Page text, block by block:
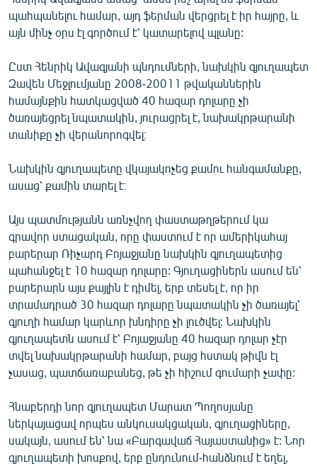
պահպանելու համար, այդ ֆերման վերցրել է իր հայրը, և
այն մինչ օրս էլ գործում է՝ կատարելով պլանը:
Ըստ Հենրիկ Ավագյանի պնդումների, նախկին գյուղապետ
Զավեն Մեջլումյանը 2008-20011 թվականներին
համայնքին հատկացված 40 հազար դոլարը չի
ծառայեցրել նպատակին, յուրացրել է, նախակրթարանի
տանիքը չի վերանորոգվել։
Նախկին գյուղապետը վկայակոչեց քամու հանգամանքը,
ասաց՝ քամին տարել է։
Այս պատմությանն առնչվող փաստաթղթերում կա
գրավոր ստացական, որը փաստում է որ ամերիկահայ
բարերար Ռիչարդ Բոյաջյանը նախկին գյուղապետից
պահանջել է 10 հազար դոլարը: Գյուղացիներն ասում են՝
բարերարն այս քայլին է դիմել, երբ տեսել է, որ իր
տրամադրած 30 հազար դոլարը նպատակին չի ծառայել՝
գյուղի համար կարևոր խնդիրը չի լուծվել: Նախկին
գյուղապետն ասում է՝ Բոյաջյանը 40 հազար դոլար չէր
տվել նախակրթարանի համար, բայց հստակ թիվն էլ
չասաց, պատճառաբանեց, թե չի հիշում գումարի չափը:
Հնաբերդի նոր գյուղապետ Մարատ Պողոսյանը
ներկայացավ որպես անկուսակցական, գյուղացիները,
սակայն, ասում են՝ նա «Բարգավաճ Հայաստանից» է: Նոր
գյուղապետի խոսքով, երբ ընդունում-հանձնում է եղել,